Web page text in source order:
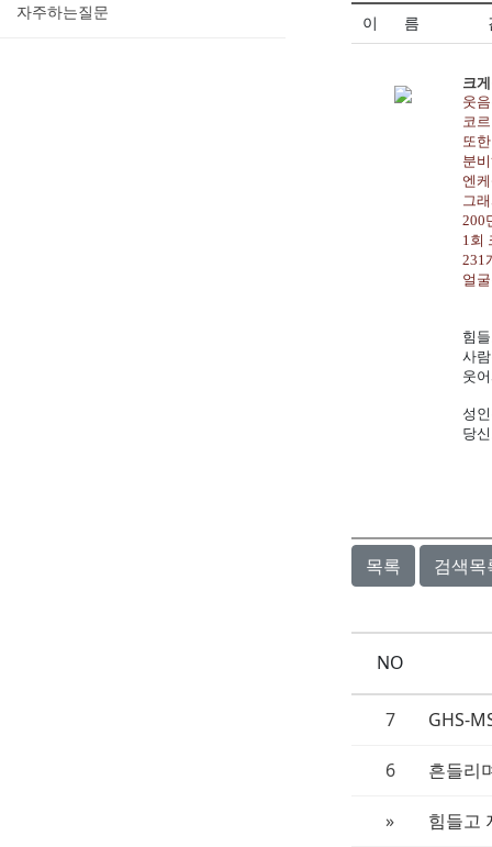
자주하는질문
이 름
크
웃
코
또
분
엔
그
200
1회
231
얼
힘
사
웃
성
당
목록 검색목
NO
7 GHS-
6 흔들리
» 힘들고